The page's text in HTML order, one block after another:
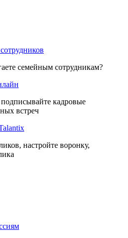
семейным сотрудникам?
кадровые
встреч
настройте воронку,